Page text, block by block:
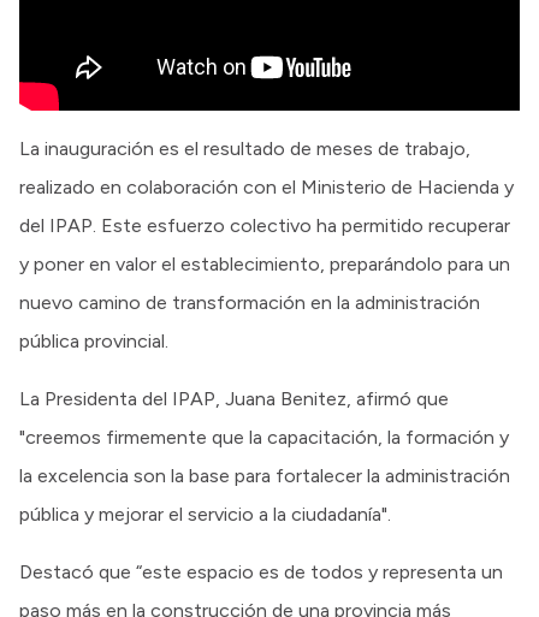
La inauguración es el resultado de meses de trabajo,
realizado en colaboración con el Ministerio de Hacienda y
del IPAP. Este esfuerzo colectivo ha permitido recuperar
y poner en valor el establecimiento, preparándolo para un
nuevo camino de transformación en la administración
pública provincial.
La Presidenta del IPAP, Juana Benitez, afirmó que
"creemos firmemente que la capacitación, la formación y
la excelencia son la base para fortalecer la administración
pública y mejorar el servicio a la ciudadanía".
Destacó que “este espacio es de todos y representa un
paso más en la construcción de una provincia más